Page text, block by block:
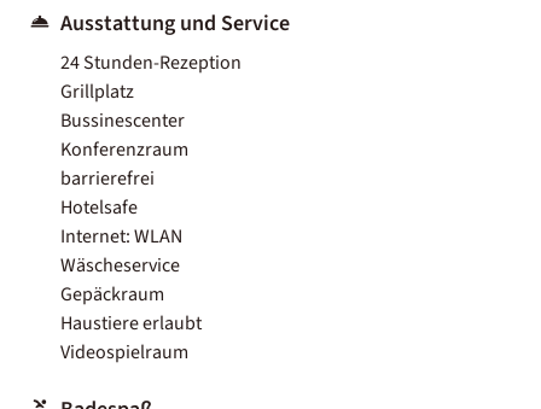
Ausstattung und Service
24 Stunden-Rezeption
Grillplatz
Bussinescenter
Konferenzraum
barrierefrei
Hotelsafe
Internet: WLAN
Wäscheservice
Gepäckraum
Haustiere erlaubt
Videospielraum